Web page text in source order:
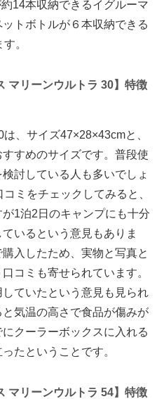
14本収納できるイグルーマ
トボトルが６本収納できる
。
マリーンウルトラ 30】特徴
、サイズ47×28×43cmと、
すめのサイズです。普段使
討している人も多いでしょ
ミをチェックしてみると、
1泊2日のキャンプにも十分
いるという意見もありま
入したため、実物と写真と
コミも寄せられています。
ていたという意見も見られ
気温の高さで食品が傷みが
クーラーボックスに入れる
たということです。
マリーンウルトラ 54】特徴